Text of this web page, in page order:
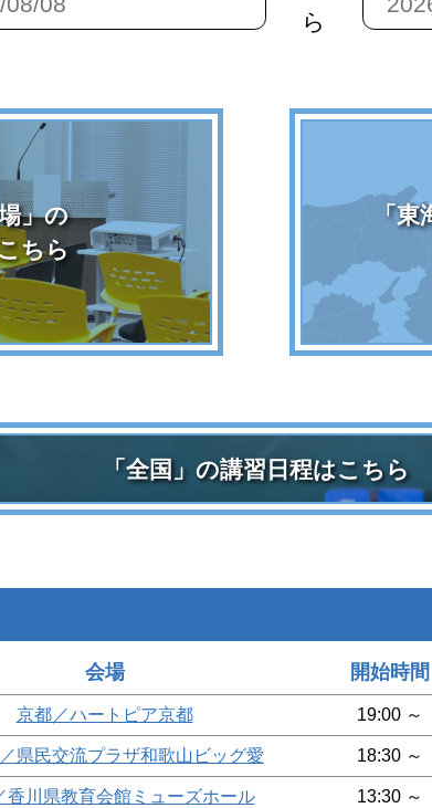
ら
」の
ちら
「東
「全国」の講習日程はこちら
会場 開始時間
京都／ハートピア京都 19:00 ～
県民交流プラザ和歌山ビッグ愛 18:30 ～
香川県教育会館ミューズホール 13:30 ～